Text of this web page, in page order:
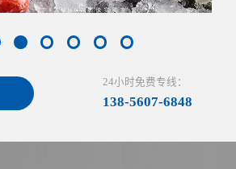
24小时免费专线：
138-5607-6848